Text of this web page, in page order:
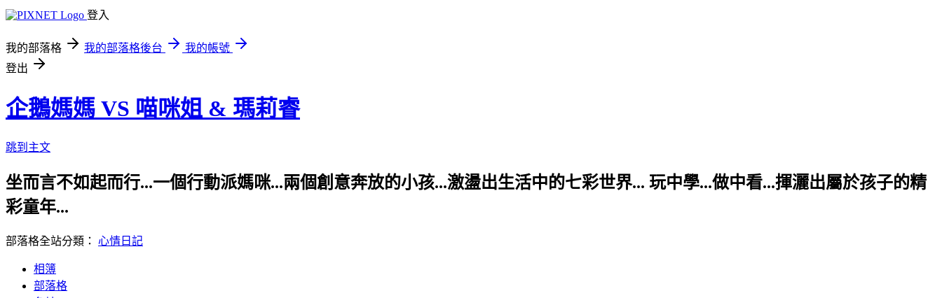
登入
我的部落格 我的部落格後台
我的帳號
登出
企鵝媽媽 VS 喵咪姐 & 瑪莉睿
跳到主文
坐而言不如起而行...一個行動派媽咪...兩個創意奔放的小孩...激盪出生活中的七彩世界... 玩中學...做中看...揮灑出屬於孩子的精
彩童年...
部落格全站分類： 心情日記
相簿
部落格